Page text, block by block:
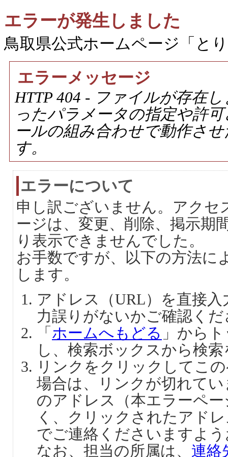
エラーが発生しました
鳥取県公式ホームページ「と
エラーメッセージ
HTTP 404 - ファイルが存在
ったパラメータの指定や許
ールの組み合わせで動作さ
す。
エラーについて
申し訳ございません。アクセ
ージは、変更、削除、掲示期
り表示できませんでした。
お手数ですが、以下の方法に
します。
アドレス（URL）を直接
力誤りがないかご確認く
「 ホームへもどる 」から
し、検索ボックスから検
リンクをクリックしてこ
場合は、リンクが切れて
のアドレス（本エラーペ
く、クリックされたアド
でご連絡くださいますよ
なお、担当の所属は、 連絡